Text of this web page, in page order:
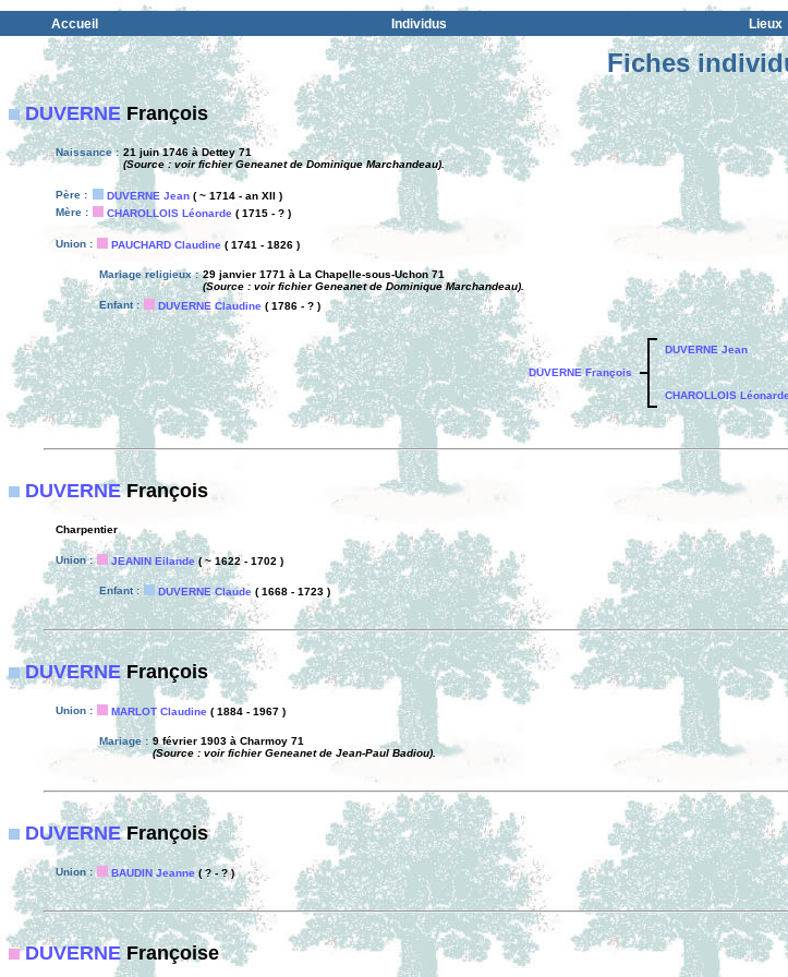
Accueil Individus Lieux
Fiches
DUVERNE François
Naissance : 21 juin 1746 à Dettey 71
(Source : voir fichier Geneanet de Dominique Marchandeau).
Père : DUVERNE Jean ( ~ 1714 - an XII )
Mère :
CHAROLLOIS Léonarde ( 1715 - ? )
Union : PAUCHARD Claudine ( 1741 - 1826 )
Mariage religieux : 29 janvier 1771 à La Chapelle-sous-Uchon 71
(Source : voir fichier Geneanet de Dominique Marchandeau).
Enfant :
DUVERNE Claudine ( 1786 - ? )
DUVERNE François
DUVERNE Jean
CHAROLLOIS
DUVERNEFrançois
Charpentier
Union : JEANIN Eilande( ~ 1622 - 1702 )
Enfant : DUVERNE Claude ( 1668 - 1723 )
DUVERNEFrançois
Union : MARLOT Claudine ( 1884 - 1967 )
Mariage : 9 février 1903 à Charmoy 71
(Source : voir fichier Geneanet de Jean-Paul Badiou).
DUVERNEFrançois
Union : BAUDIN Jeanne( ? - ? )
DUVERNEFrançoise